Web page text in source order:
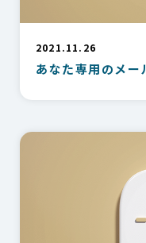
2021.11.26
あなた専用のメー